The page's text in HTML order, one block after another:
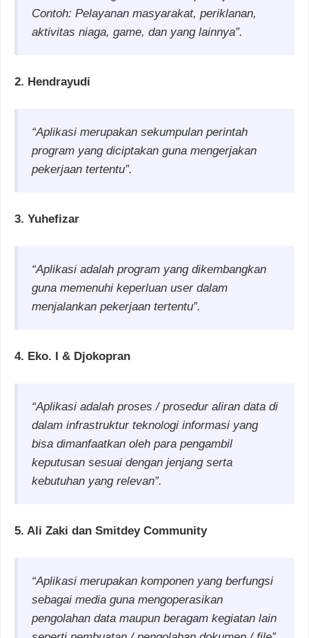
Contoh: Pelayanan masyarakat, periklanan,
aktivitas niaga, game, dan yang lainnya”.
2. Hendrayudi
“Aplikasi merupakan sekumpulan perintah
program yang diciptakan guna mengerjakan
pekerjaan tertentu”.
3. Yuhefizar
“Aplikasi adalah program yang dikembangkan
guna memenuhi keperluan user dalam
menjalankan pekerjaan tertentu”.
4. Eko. I & Djokopran
“Aplikasi adalah proses / prosedur aliran data di
dalam infrastruktur teknologi informasi yang
bisa dimanfaatkan oleh para pengambil
keputusan sesuai dengan jenjang serta
kebutuhan yang relevan”.
5. Ali Zaki dan Smitdey Community
“Aplikasi merupakan komponen yang berfungsi
sebagai media guna mengoperasikan
pengolahan data maupun beragam kegiatan lain